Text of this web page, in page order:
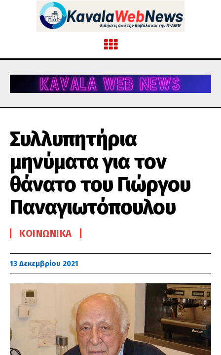
Συλλυπητήρια
μηνύματα για τον
θάνατο του Γιώργου
Παναγιωτόπουλου
ΚΟΙΝΩΝΙΚΆ
13 Δεκεμβρίου 2021